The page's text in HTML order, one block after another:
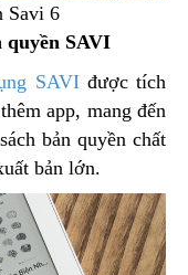
Savi 6
quyền SAVI
SAVIđược tích
app, mang đến
bản quyền chất
bản lớn.